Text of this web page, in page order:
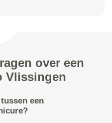
over een
Vlissingen
een